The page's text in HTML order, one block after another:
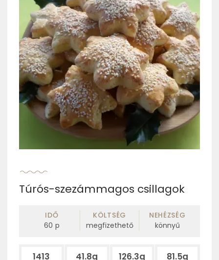
Túrós-szezámmagos csillagok
IDŐ
60 p
KÖLTSÉG
megfizethető
NEHÉZSÉG
könnyű
1413 41.8g 126.3g 81.5g